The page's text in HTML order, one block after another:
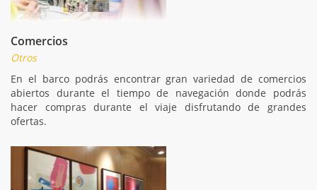
Comercios
Otros
En el barco podrás encontrar gran variedad de comercios
abiertos durante el tiempo de navegación donde podrás
hacer compras durante el viaje disfrutando de grandes
ofertas.